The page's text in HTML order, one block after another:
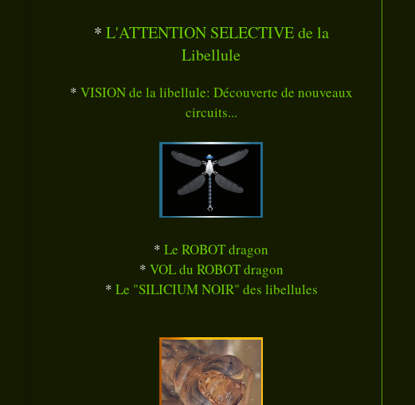
* L'ATTENTION SELECTIVE de la
Libellule
* VISION de la libellule: Découverte de nouveaux
circuits...
* Le ROBOT dragon
* VOL du ROBOT dragon
* Le "SILICIUM NOIR" des libellules